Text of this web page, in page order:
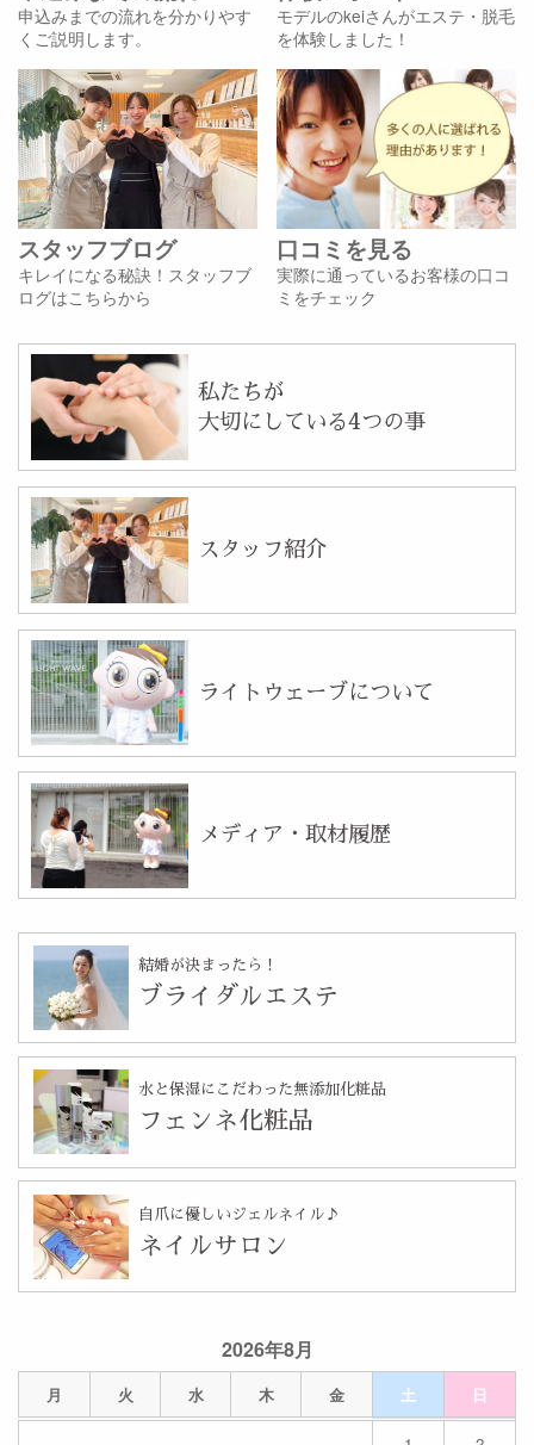
2026年8月
月 火 水 木 金 土 日
申込みまでの流れを分かりやす
くご説明します。
モデルのkeiさんがエステ・脱毛
を体験しました！
スタッフブログ
キレイになる秘訣！スタッフブ
ログはこちらから
口コミを見る
実際に通っているお客様の口コ
ミをチェック
私たちが
大切にしている4つの事
スタッフ紹介
ライトウェーブについて
メディア・取材履歴
結婚が決まったら！
ブライダルエステ
水と保湿にこだわった無添加化粧品
フェンネ化粧品
自爪に優しいジェルネイル♪
ネイルサロン